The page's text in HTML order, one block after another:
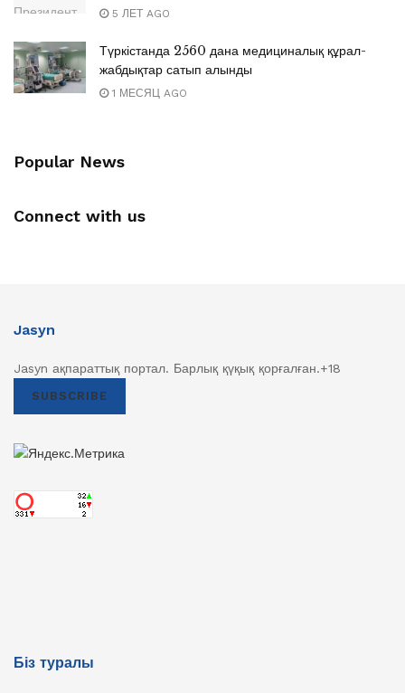
5 ЛЕТ AGO
Түркістанда 2560 дана медициналық құрал-
жабдықтар сатып алынды
1 МЕСЯЦ AGO
Popular News
Connect with us
Jasyn
Jasyn ақпараттық портал. Барлық қүқық қорғалған.+18
SUBSCRIBE
Біз туралы